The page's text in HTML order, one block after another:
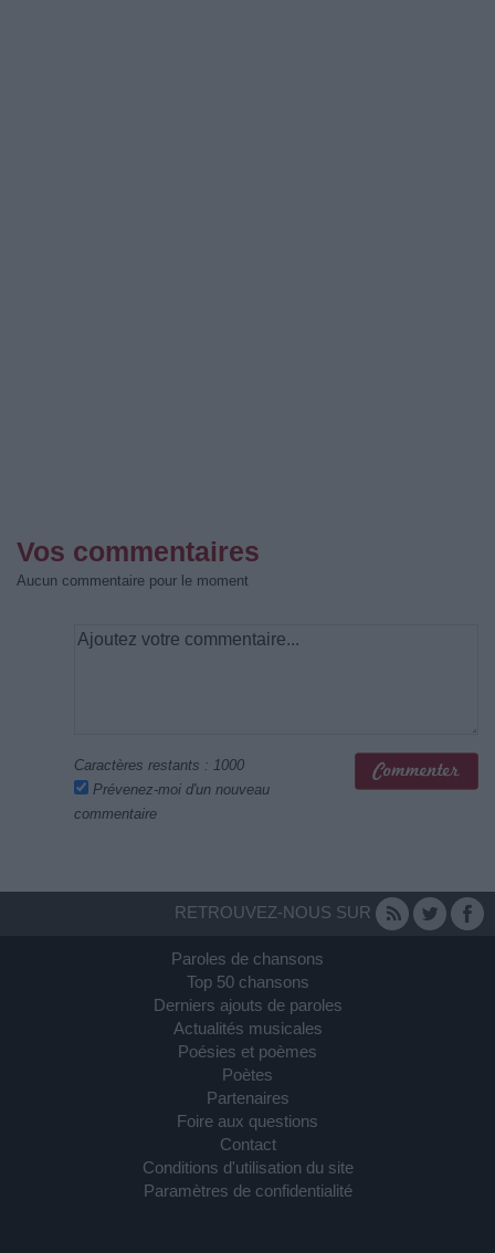
Vos commentaires
Aucun commentaire pour le moment
Caractères restants : 1000
Prévenez-moi d'un nouveau
commentaire
RETROUVEZ-NOUS SUR
Paroles de chansons
Top 50 chansons
Derniers ajouts de paroles
Actualités musicales
Poésies et poèmes
Poètes
Partenaires
Foire aux questions
Contact
Conditions d'utilisation du site
Paramètres de confidentialité